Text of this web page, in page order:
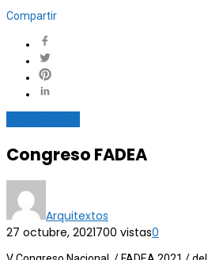
Compartir
Congreso FADEA
Arquitextos
27 octubre, 2021700 vistas0